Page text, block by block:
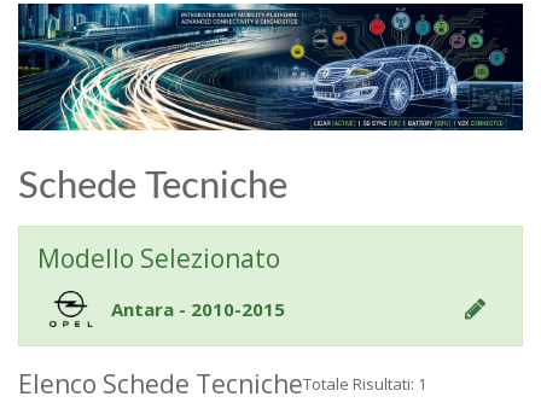
Schede Tecniche
Modello Selezionato
Antara - 2010-2015
Elenco Schede TecnicheTotale Risultati: 1